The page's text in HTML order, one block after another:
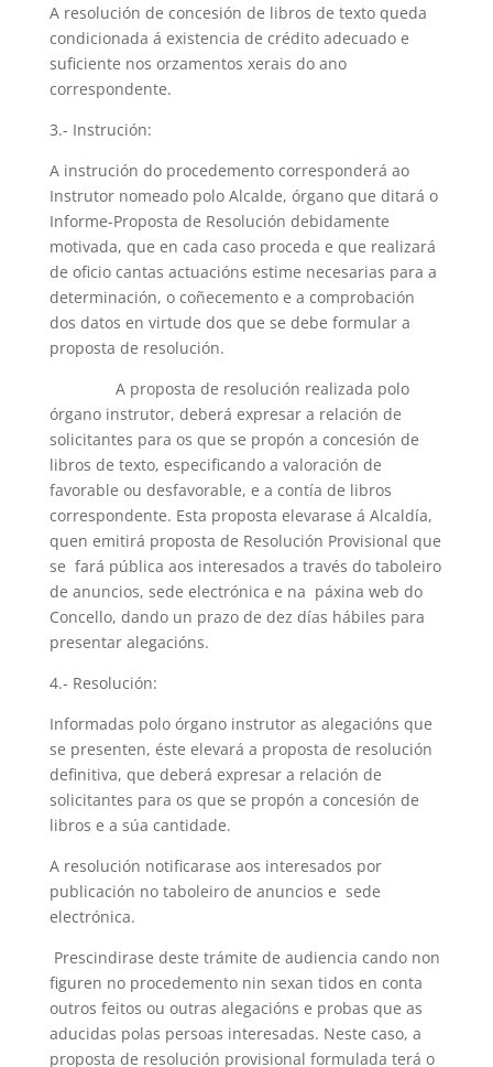
A resolución de concesión de libros de texto queda
condicionada á existencia de crédito adecuado e
suficiente nos orzamentos xerais do ano
correspondente.
3.- Instrución:
A instrución do procedemento corresponderá ao
Instrutor nomeado polo Alcalde, órgano que ditará o
Informe-Proposta de Resolución debidamente
motivada, que en cada caso proceda e que realizará
de oficio cantas actuacións estime necesarias para a
determinación, o coñecemento e a comprobación
dos datos en virtude dos que se debe formular a
proposta de resolución.
A proposta de resolución realizada polo
órgano instrutor, deberá expresar a relación de
solicitantes para os que se propón a concesión de
libros de texto, especificando a valoración de
favorable ou desfavorable, e a contía de libros
correspondente. Esta proposta elevarase á Alcaldía,
quen emitirá proposta de Resolución Provisional que
se fará pública aos interesados a través do taboleiro
de anuncios, sede electrónica e na páxina web do
Concello, dando un prazo de dez días hábiles para
presentar alegacións.
4.- Resolución:
Informadas polo órgano instrutor as alegacións que
se presenten, éste elevará a proposta de resolución
definitiva, que deberá expresar a relación de
solicitantes para os que se propón a concesión de
libros e a súa cantidade.
A resolución notificarase aos interesados por
publicación no taboleiro de anuncios e sede
electrónica.
Prescindirase deste trámite de audiencia cando non
figuren no procedemento nin sexan tidos en conta
outros feitos ou outras alegacións e probas que as
aducidas polas persoas interesadas. Neste caso, a
proposta de resolución provisional formulada terá o